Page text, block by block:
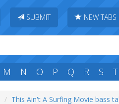
SUBMIT NEW TABS
M N O P Q R S T
This Ain't A Surfing Movie bass